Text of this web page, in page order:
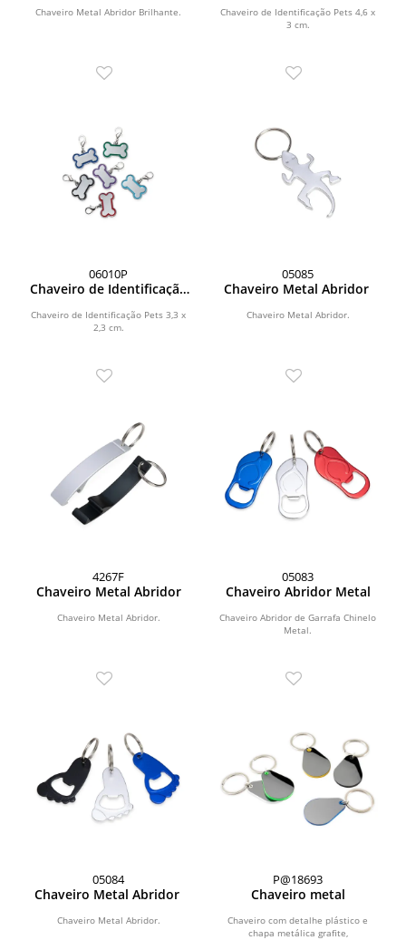
Chaveiro Metal Abridor Brilhante.
Chaveiro de Identificação Pets 4,6 x
3 cm.
06010P
Chaveiro de Identificação
Chaveiro de Identificação Pets 3,3 x
2,3 cm.
05085
Chaveiro Metal Abridor
Chaveiro Metal Abridor.
4267F
Chaveiro Metal Abridor
Chaveiro Metal Abridor.
05083
Chaveiro Abridor Metal
Chaveiro Abridor de Garrafa Chinelo
Metal.
05084
Chaveiro Metal Abridor
Chaveiro Metal Abridor.
P@18693
Chaveiro metal
Chaveiro com detalhe plástico e
chapa metálica grafite,